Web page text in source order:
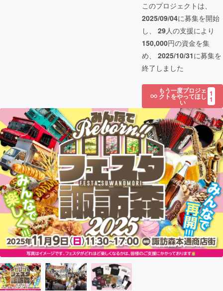
このプロジェクトは、
2025/09/04に募集を開始
し、 29人の支援により
150,000円の資金を集
め、 2025/10/31に募集を
終了しました
もう一度プロジェ
クトをやってほし
い
1
1